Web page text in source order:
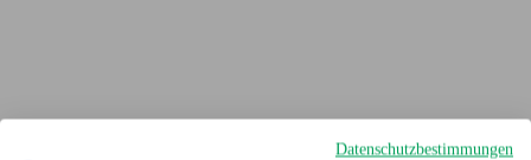
Datenschutzbestimmungen